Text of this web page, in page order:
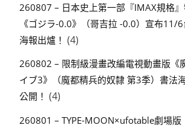
260807 – 日本史上第一部『IMAX規格
《ゴジラ-0.0》（哥吉拉 -0.0）宣布11/
海報出爐！ (4)
260802 – 限制級漫畫改編電視動畫版《
イブ3》（魔都精兵的奴隸 第3季）書法
公開！ (4)
260801 – TYPE-MOON×ufotable劇場版